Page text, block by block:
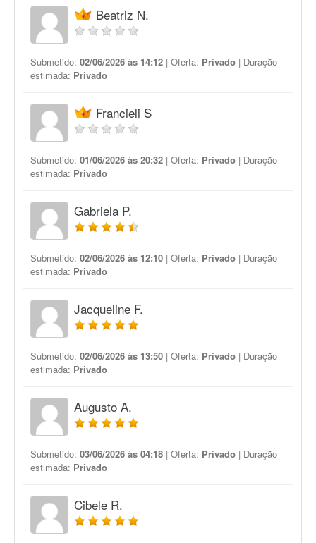
Beatriz N.
Submetido: 02/06/2026 às 14:12 | Oferta: Privado | Duração
estimada: Privado
Francieli S
Submetido: 01/06/2026 às 20:32 | Oferta: Privado | Duração
estimada: Privado
Gabriela P.
Submetido: 02/06/2026 às 12:10 | Oferta: Privado | Duração
estimada: Privado
Jacqueline F.
Submetido: 02/06/2026 às 13:50 | Oferta: Privado | Duração
estimada: Privado
Augusto A.
Submetido: 03/06/2026 às 04:18 | Oferta: Privado | Duração
estimada: Privado
Cibele R.